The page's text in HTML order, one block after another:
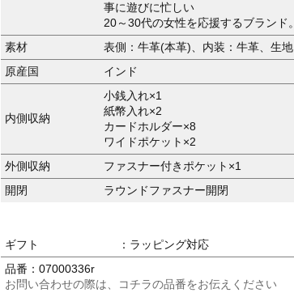
事に遊びに忙しい
20～30代の女性を応援するブランド。
素材
表側：牛革(本革)、内装：牛革、生地
原産国
インド
内側収納
小銭入れ×1
紙幣入れ×2
カードホルダー×8
ワイドポケット×2
外側収納
ファスナー付きポケット×1
開閉
ラウンドファスナー開閉
ギフト
：ラッピング対応
品番：07000336r
お問い合わせの際は、コチラの品番をお伝えください